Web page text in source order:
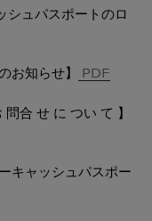
ュパスポートのロ
知らせ】 PDF
合 せ に つい て 】
キャッシュパスポー